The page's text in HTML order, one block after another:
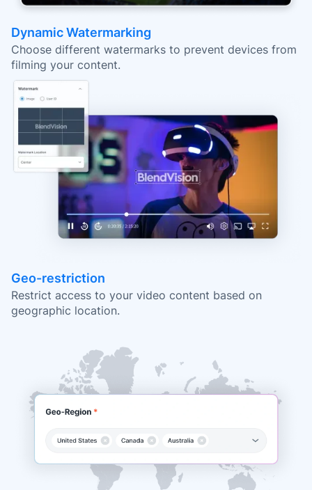
Dynamic Watermarking
Choose different watermarks to prevent devices from
filming your content.
Geo-restriction
Restrict access to your video content based on
geographic location.